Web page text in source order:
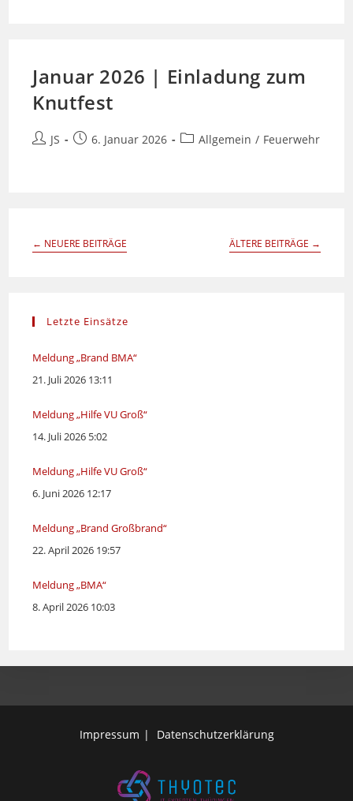
Januar 2026 | Einladung zum
Knutfest
Beitrags-
JS
Beitrag6. Januar 2026
Beitrags-
Allgemein / Feuerwehr
← NEUERE BEITRÄGE ÄLTERE BEITRÄGE →
Letzte Einsätze
Meldung „Brand BMA“
21. Juli 2026 13:11
Meldung „Hilfe VU Groß“
14. Juli 2026 5:02
Meldung „Hilfe VU Groß“
6. Juni 2026 12:17
Meldung „Brand Großbrand“
22. April 2026 19:57
Meldung „BMA“
8. April 2026 10:03
Impressum Datenschutzerklärung